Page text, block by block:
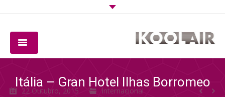
PRODUTOS
Itália – Gran Hotel Ilhas Borromeo
22 Outubro, 2015 Internacional